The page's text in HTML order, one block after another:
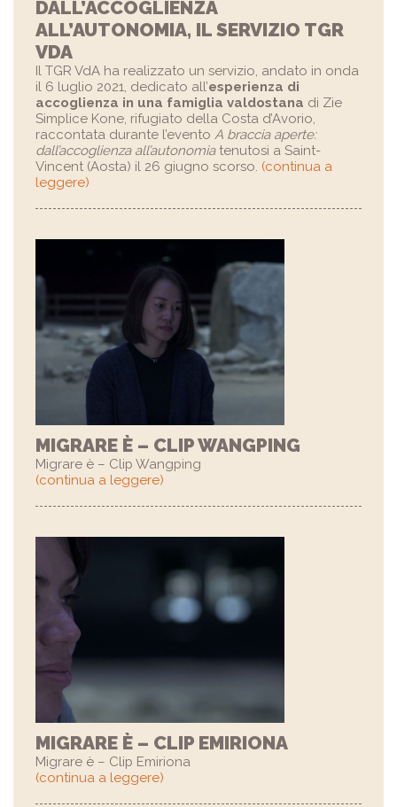
DALL’ACCOGLIENZA
ALL’AUTONOMIA, IL SERVIZIO TGR
VDA
Il TGR VdA ha realizzato un servizio, andato in onda
il 6 luglio 2021, dedicato all’esperienza di
accoglienza in una famiglia valdostana di Zie
Simplice Kone, rifugiato della Costa d’Avorio,
raccontata durante l’evento A braccia aperte:
dall’accoglienza all’autonomiatenutosi a Saint-
Vincent (Aosta) il 26 giugno scorso. (continua a
leggere)
MIGRARE È – CLIP WANGPING
Migrare è – Clip Wangping
(continua a leggere)
MIGRARE È – CLIP EMIRIONA
Migrare è – Clip Emiriona
(continua a leggere)